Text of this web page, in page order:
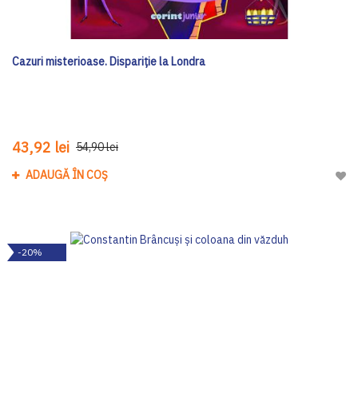
Cazuri misterioase. Dispariție la Londra
43,92 lei 54,90 lei
ADAUGĂ ÎN COȘ
-20%